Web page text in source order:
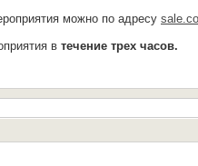
можно по адресу
в течение трех часов.